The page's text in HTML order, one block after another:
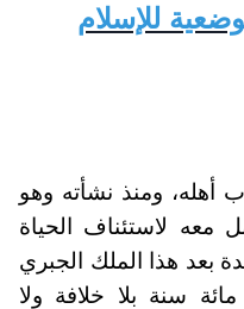
للإسلام
أهله، ومنذ نشأته وهو
معه لاستئناف الحياة
بعد هذا الملك الجبري
سنة بلا خلافة ولا